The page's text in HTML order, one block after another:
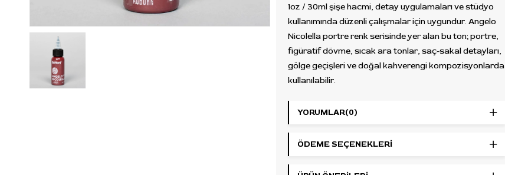
1oz / 30ml şişe hacmi, detay uygulamaları ve stüdyo
kullanımında düzenli çalışmalar için uygundur. Angelo
Nicolella portre renk serisinde yer alan bu ton; portre,
figüratif dövme, sıcak ara tonlar, saç-sakal detayları,
gölge geçişleri ve doğal kahverengi kompozisyonlarda
kullanılabilir.
dolgu, sıcak gölgelendirme, portre detayları, realizm
çalışmaları ve doğal ton geçişleri için kullanılabilir.
YORUMLAR(0)
ÖDEME SEÇENEKLERI